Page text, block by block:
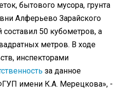
бытового мусора, грунта
Алферьево Зарайского
50 кубометров, а
метров. В ходе
инспекторами
за данное
имени К.А. Мерецкова», -